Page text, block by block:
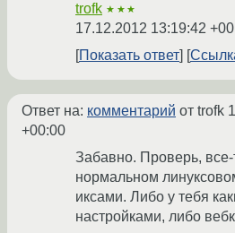
trofk ★★★
17.12.2012 13:19:42
Показать ответ
Ответ на: комментарий от trofk
+00:00
Забавно. Проверь,
нормальном
иксами. Либо у тебя
настройками, либо